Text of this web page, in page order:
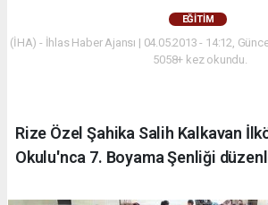
EĞITIM
(İHA) - İhlas Haber Ajansı | 04.05.2013 - 14:12,
5058+ kez okundu.
Rize Özel Şahika Salih Kalkavan
Okulu'nca 7. Boyama Şenliği